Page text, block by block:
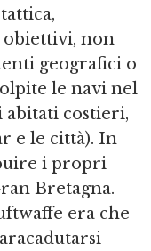
obiettivi, non
geografici o
le navi nel
abitati costieri,
e le città). In
i propri
Bretagna.
era che